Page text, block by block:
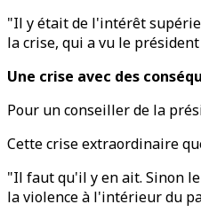
"Il y était de l'intérêt
la crise, qui a vu le
Une crise avec des
Pour un conseiller de la
Cette crise extraordinaire
"Il faut qu'il y en ait. Sinon
la violence à l'intérieur du